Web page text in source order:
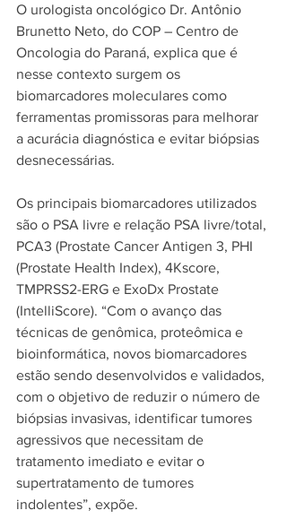
O urologista oncológico Dr. Antônio
Brunetto Neto, do COP – Centro de
Oncologia do Paraná, explica que é
nesse contexto surgem os
biomarcadores moleculares como
ferramentas promissoras para melhorar
a acurácia diagnóstica e evitar biópsias
desnecessárias.
Os principais biomarcadores utilizados
são o PSA livre e relação PSA livre/total,
PCA3 (Prostate Cancer Antigen 3, PHI
(Prostate Health Index), 4Kscore,
TMPRSS2-ERG e ExoDx Prostate
(IntelliScore). “Com o avanço das
técnicas de genômica, proteômica e
bioinformática, novos biomarcadores
estão sendo desenvolvidos e validados,
com o objetivo de reduzir o número de
biópsias invasivas, identificar tumores
agressivos que necessitam de
tratamento imediato e evitar o
supertratamento de tumores
indolentes”, expõe.